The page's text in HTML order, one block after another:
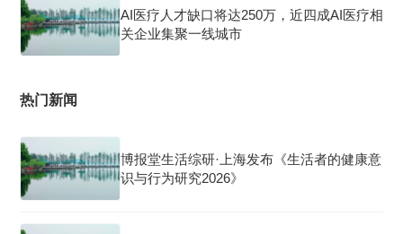
AI医疗人才缺口将达250万，近四成AI医疗相
关企业集聚一线城市
热门新闻
博报堂生活综研·上海发布《生活者的健康意
识与行为研究2026》